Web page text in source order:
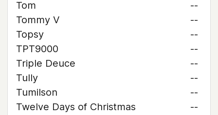
Tom
--
Tommy V
--
Topsy
--
TPT9000
--
Triple Deuce
--
Tully
--
Tumilson
--
Twelve Days of Christmas
--